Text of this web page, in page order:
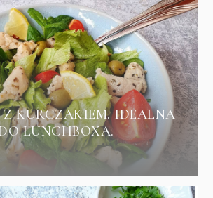
KURCZAKIEM. IDEALNA
LUNCHBOXA.